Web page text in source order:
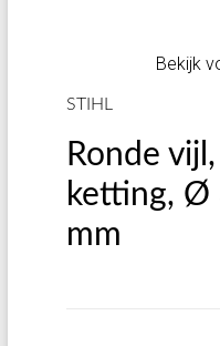
Bekijk
STIHL
Ronde
ketting, Ø
mm